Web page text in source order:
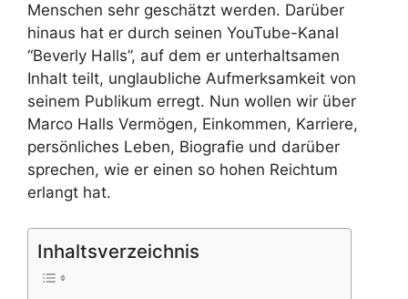
Menschen sehr geschätzt werden. Darüber
hinaus hat er durch seinen YouTube-Kanal
“Beverly Halls”, auf dem er unterhaltsamen
Inhalt teilt, unglaubliche Aufmerksamkeit von
seinem Publikum erregt. Nun wollen wir über
Marco Halls Vermögen, Einkommen, Karriere,
persönliches Leben, Biografie und darüber
sprechen, wie er einen so hohen Reichtum
erlangt hat.
Inhaltsverzeichnis